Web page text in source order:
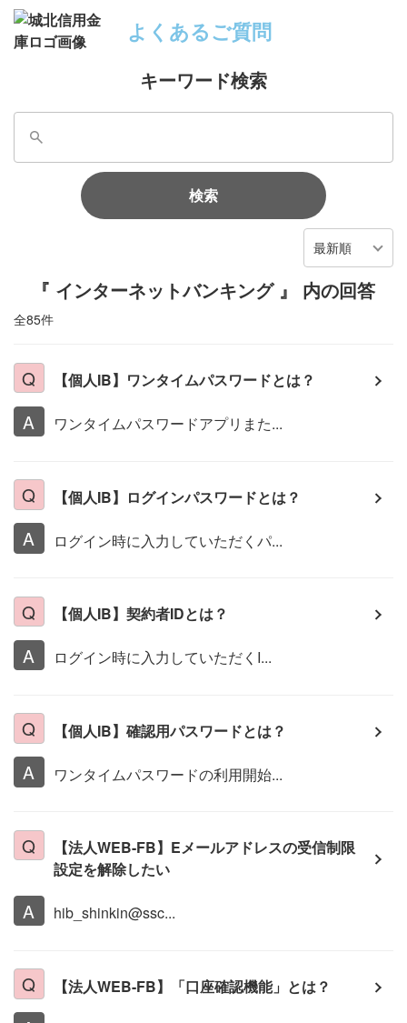
よくあるご質問
キーワード検索
検索
最新順
『 インターネットバンキング 』 内の回答
全85件
【個人IB】ワンタイムパスワードとは？
ワンタイムパスワードアプリまた...
【個人IB】ログインパスワードとは？
ログイン時に入力していただくパ...
【個人IB】契約者IDとは？
ログイン時に入力していただくI...
【個人IB】確認用パスワードとは？
ワンタイムパスワードの利用開始...
【法人WEB-FB】Eメールアドレスの受信制限
設定を解除したい
hib_shinkin@ssc...
【法人WEB-FB】「口座確認機能」とは？